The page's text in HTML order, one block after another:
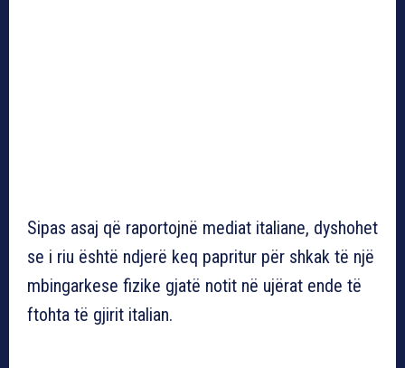
Sipas asaj që raportojnë mediat italiane, dyshohet
se i riu është ndjerë keq papritur për shkak të një
mbingarkese fizike gjatë notit në ujërat ende të
ftohta të gjirit italian.